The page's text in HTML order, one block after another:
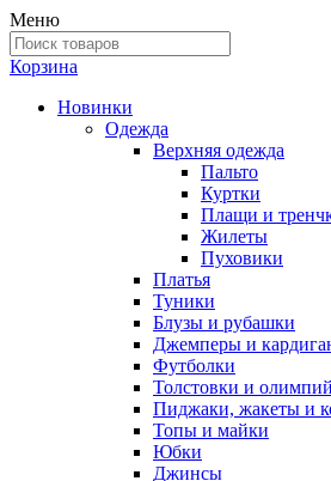
Меню
Корзина
Новинки
Одежда
Верхняя одежда
Пальто
Куртки
Плащи и
Жилеты
Пуховики
Платья
Туники
Блузы и рубашки
Джемперы и
Футболки
Толстовки и
Пиджаки, жакеты и
Топы и майки
Юбки
Джинсы